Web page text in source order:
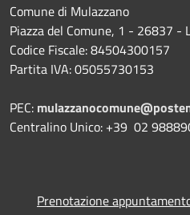
Comune di Mulazzano
Piazza del Comune, 1 - 26837 -
Codice Fiscale: 84504300157
Partita IVA: 05055730153
PEC:
Centralino Unico: +39 02
Prenotazione